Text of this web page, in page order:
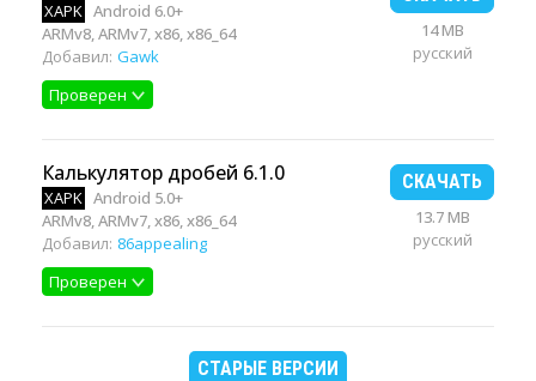
XAPK Android 6.0+
ARMv8, ARMv7, x86, x86_64
Добавил: Gawk
Проверен
14 MB
русский
Калькулятор дробей 6.1.0
XAPK Android 5.0+
ARMv8, ARMv7, x86, x86_64
Добавил: 86appealing
Проверен
СКАЧАТЬ
13.7 MB
русский
СТАРЫЕ ВЕРСИИ